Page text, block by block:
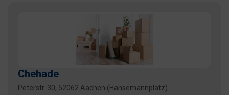
Chehade
Peterstr. 30, 52062 Aachen (Hansemannplatz)